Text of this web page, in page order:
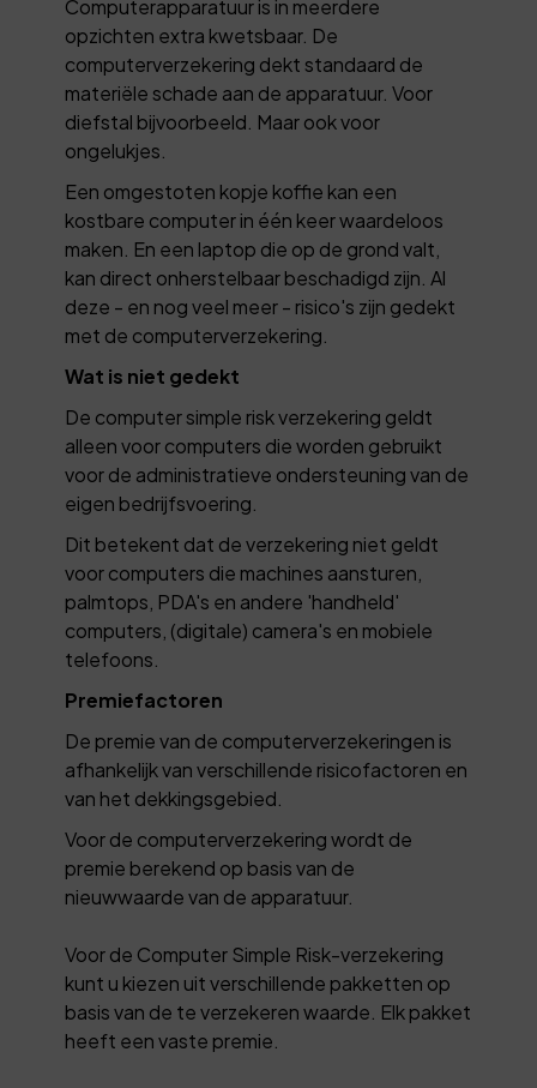
Computerapparatuur is in meerdere
opzichten extra kwetsbaar. De
computerverzekering dekt standaard de
materiële schade aan de apparatuur. Voor
diefstal bijvoorbeeld. Maar ook voor
ongelukjes.
Een omgestoten kopje koffie kan een
kostbare computer in één keer waardeloos
maken. En een laptop die op de grond valt,
kan direct onherstelbaar beschadigd zijn. Al
deze - en nog veel meer - risico's zijn gedekt
met de computerverzekering.
Wat is niet gedekt
De computer simple risk verzekering geldt
alleen voor computers die worden gebruikt
voor de administratieve ondersteuning van de
eigen bedrijfsvoering.
Dit betekent dat de verzekering niet geldt
voor computers die machines aansturen,
palmtops, PDA's en andere 'handheld'
computers, (digitale) camera's en mobiele
telefoons.
Premiefactoren
De premie van de computerverzekeringen is
afhankelijk van verschillende risicofactoren en
van het dekkingsgebied.
Voor de computerverzekering wordt de
premie berekend op basis van de
nieuwwaarde van de apparatuur.
Voor de Computer Simple Risk-verzekering
kunt u kiezen uit verschillende pakketten op
basis van de te verzekeren waarde. Elk pakket
heeft een vaste premie.